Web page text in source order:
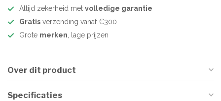
Altijd zekerheid met volledige garantie
Gratis verzending vanaf €300
Grote merken, lage prijzen
Over dit product
Specificaties